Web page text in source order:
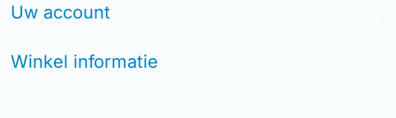
Uw account
Winkel informatie